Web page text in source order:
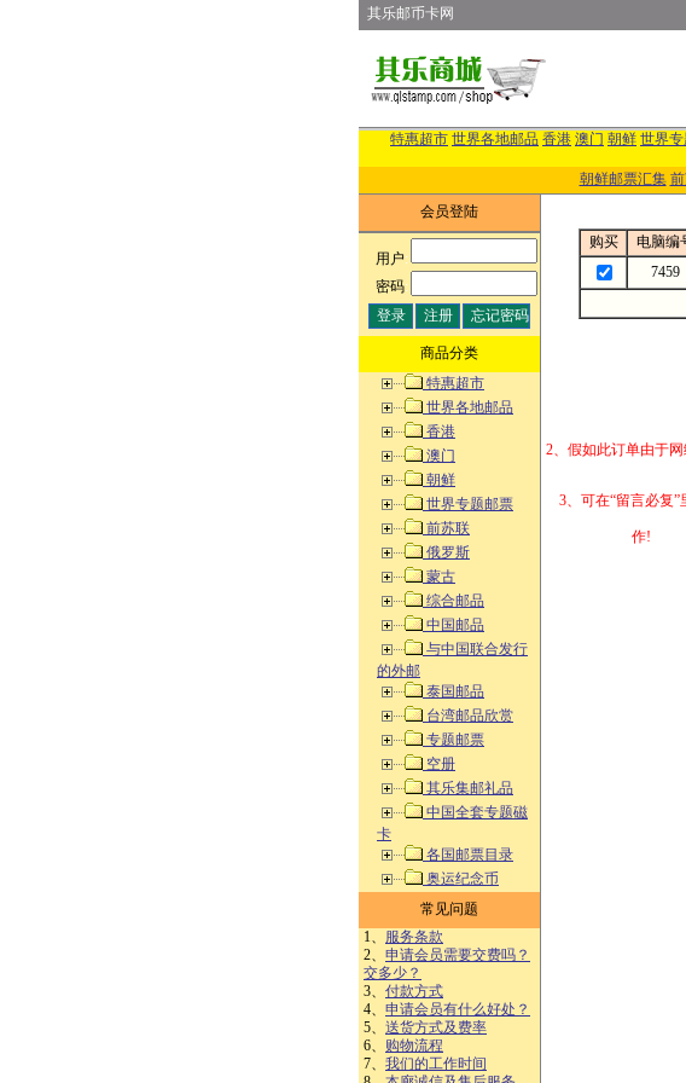
其乐邮币卡网
特惠超市 世界各地邮品 香港 澳门 朝鲜 世界
朝鲜邮票汇集
会员登陆
用户:
密码:
商品分类
特惠超市
世界各地邮品
香港
澳门
朝鲜
世界专题邮票
前苏联
俄罗斯
蒙古
综合邮品
中国邮品
与中国联合发行
的外邮
泰国邮品
台湾邮品欣赏
专题邮票
空册
其乐集邮礼品
中国全套专题磁
卡
各国邮票目录
奥运纪念币
常见问题
1、 服务条款
2、 申请会员需要交费吗？
交多少？
3、 付款方式
4、 申请会员有什么好处？
5、 送货方式及费率
6、 购物流程
7、 我们的工作时间
购买 电脑编
7459
注
1、改变
2、假如此
3、可在“
作!